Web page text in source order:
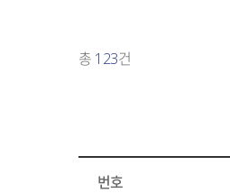
총 123건
번호